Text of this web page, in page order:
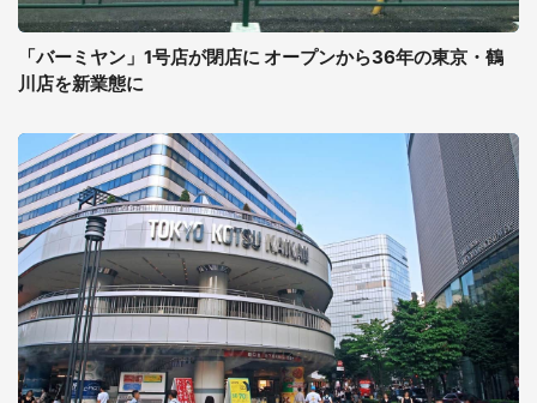
「バーミヤン」1号店が閉店に オープンから36年の東京・鶴
川店を新業態に